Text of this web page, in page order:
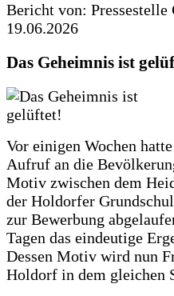
Bericht von:
19.06.2026
Das Geheimnis ist
Vor einigen Wochen
Aufruf an die
Motiv zwischen dem
der Holdorfer
zur Bewerbung
Tagen das eindeutige
Dessen Motiv wird nun
Holdorf in dem gleichen